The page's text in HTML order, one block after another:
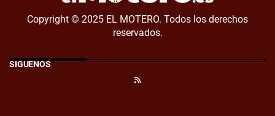
Copyright © 2025 EL MOTERO. Todos los derechos
reservados.
SÍGUENOS